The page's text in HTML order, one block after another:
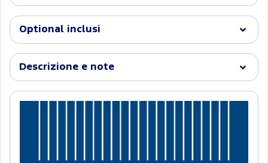
Optional inclusi
Descrizione e note